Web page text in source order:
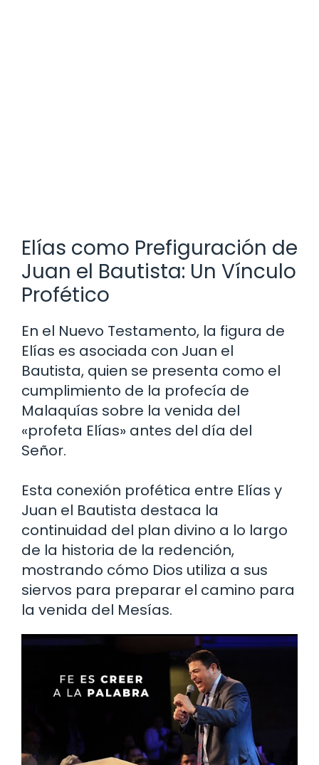
Elías como Prefiguración de
Juan el Bautista: Un Vínculo
Profético
En el Nuevo Testamento, la figura de
Elías es asociada con Juan el
Bautista, quien se presenta como el
cumplimiento de la profecía de
Malaquías sobre la venida del
«profeta Elías» antes del día del
Señor.
Esta conexión profética entre Elías y
Juan el Bautista destaca la
continuidad del plan divino a lo largo
de la historia de la redención,
mostrando cómo Dios utiliza a sus
siervos para preparar el camino para
la venida del Mesías.